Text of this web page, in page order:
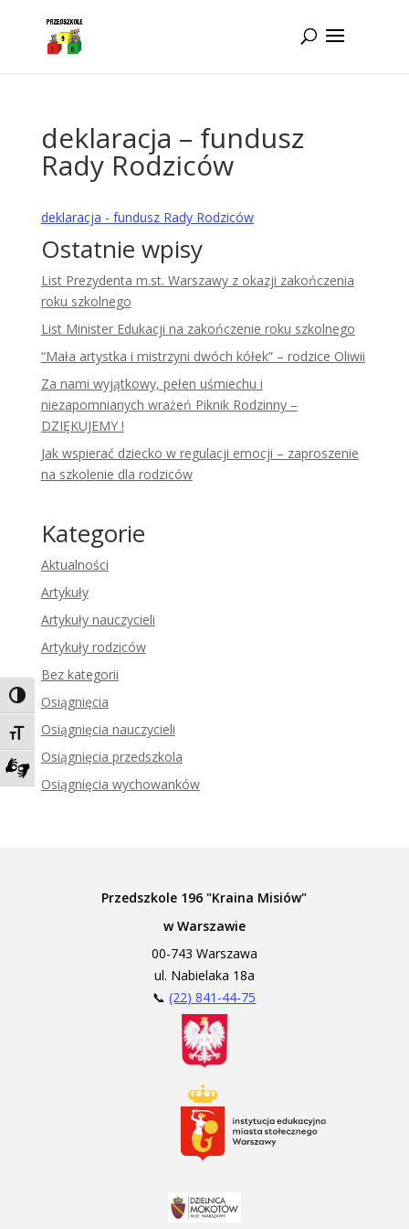
Toggle High Contrast
Toggle Font size
Zadzwoń do tłumacza języka migowego
deklaracja – fundusz
Rady Rodziców
deklaracja - fundusz Rady Rodziców
Ostatnie wpisy
List Prezydenta m.st. Warszawy z okazji zakończenia
roku szkolnego
List Minister Edukacji na zakończenie roku szkolnego
“Mała artystka i mistrzyni dwóch kółek” – rodzice Oliwii
Za nami wyjątkowy, pełen uśmiechu i
niezapomnianych wrażeń Piknik Rodzinny –
DZIĘKUJEMY !
Jak wspierać dziecko w regulacji emocji – zaproszenie
na szkolenie dla rodziców
Kategorie
Aktualności
Artykuły
Artykuły nauczycieli
Artykuły rodziców
Bez kategorii
Osiągnięcia
Osiągnięcia nauczycieli
Osiągnięcia przedszkola
Osiągnięcia wychowanków
Przedszkole 196 "Kraina Misiów"
w Warszawie
00-743 Warszawa
ul. Nabielaka 18a
📞(22) 841-44-75